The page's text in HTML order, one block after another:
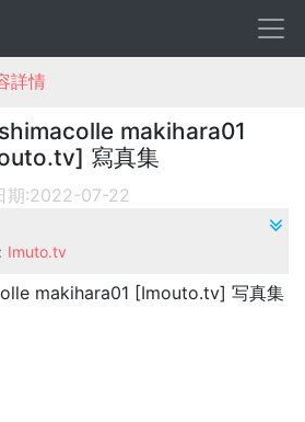
詳情
makihara01
寫真集
期:2022-07-22
Imuto.tv